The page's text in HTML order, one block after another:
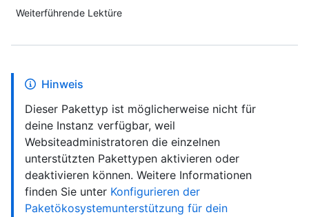
Weiterführende Lektüre
Hinweis
Dieser Pakettyp ist möglicherweise nicht für
deine Instanz verfügbar, weil
Websiteadministratoren die einzelnen
unterstützten Pakettypen aktivieren oder
deaktivieren können. Weitere Informationen
finden Sie unter Konfigurieren der
Paketökosystemunterstützung für dein